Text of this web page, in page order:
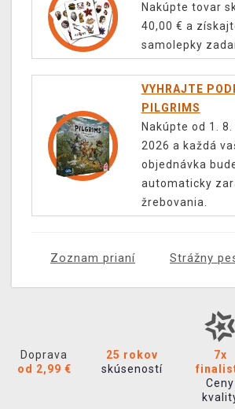
Nakúpte tovar
40,00 € a
samolepky
VYHRAJTE
PILGRIMS
Nakúpte od 1. 8.
2026 a každá
objednávka
automaticky
žrebovania.
Zoznam prianí Strážny
Doprava
od 2,99 €
25 rokov
skúseností
7x
Ceny